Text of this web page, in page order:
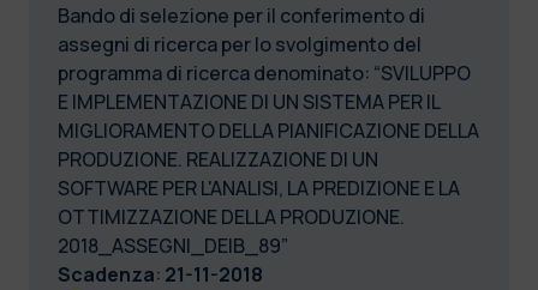
Bando di selezione per il conferimento di
assegni di ricerca per lo svolgimento del
programma di ricerca denominato: “SVILUPPO
E IMPLEMENTAZIONE DI UN SISTEMA PER IL
MIGLIORAMENTO DELLA PIANIFICAZIONE DELLA
PRODUZIONE. REALIZZAZIONE DI UN
SOFTWARE PER L'ANALISI, LA PREDIZIONE E LA
OTTIMIZZAZIONE DELLA PRODUZIONE.
2018_ASSEGNI_DEIB_89”
Scadenza: 21-11-2018